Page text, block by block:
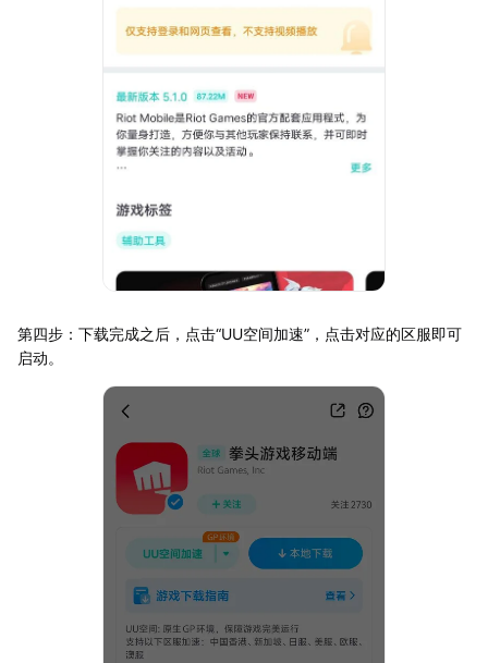
第四步：下载完成之后，点击“UU空间加速”，点击对应的区服即可
启动。